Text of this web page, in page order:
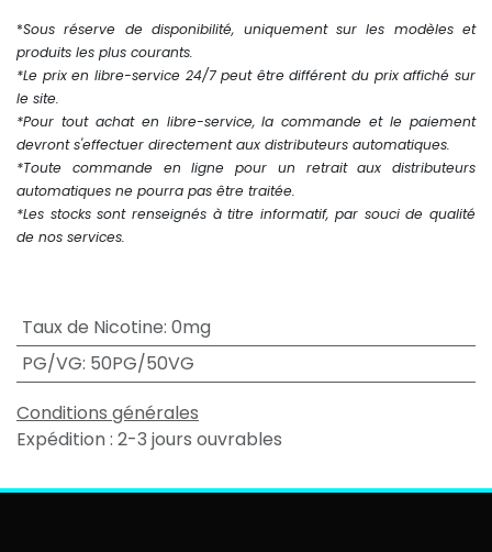
*Sous réserve de disponibilité, uniquement sur les modèles et
produits les plus courants.
*Le prix en libre-service 24/7 peut être différent du prix affiché sur
le site.
*Pour tout achat en libre-service, la commande et le paiement
devront s'effectuer directement aux distributeurs automatiques.
*Toute commande en ligne pour un retrait aux distributeurs
automatiques ne pourra pas être traitée.
*Les stocks sont renseignés à titre informatif, par souci de qualité
de nos services.
Taux de Nicotine: 0mg
PG/VG: 50PG/50VG
Conditions générales
Expédition : 2-3 jours ouvrables